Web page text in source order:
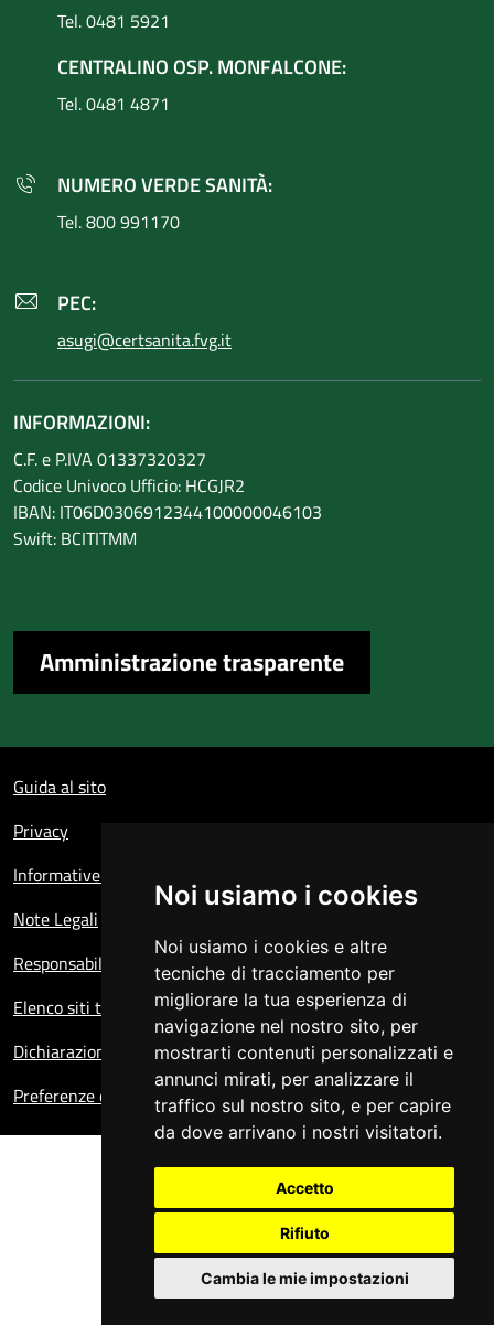
Noi usiamo i cookies
Noi usiamo i cookies e altre
tecniche di tracciamento per
migliorare la tua esperienza di
navigazione nel nostro sito, per
mostrarti contenuti personalizzati e
annunci mirati, per analizzare il
traffico sul nostro sito, e per capire
da dove arrivano i nostri visitatori.
Accetto
Rifiuto
Cambia le mie impostazioni
Tel. 0481 5921
CENTRALINO OSP. MONFALCONE:
Tel. 0481 4871
NUMERO VERDE SANITÀ:
Tel. 800 991170
PEC:
asugi@certsanita.fvg.it
INFORMAZIONI:
C.F. e P.IVA 01337320327
Codice Univoco Ufficio: HCGJR2
IBAN: IT06D0306912344100000046103
Swift: BCITITMM
Amministrazione trasparente
Guida al sito
Privacy
Informative sul trattamento dei dati personali
Note Legali
Responsabile del sito
Elenco siti tematici
Dichiarazione di accessibilità
Preferenze cookie